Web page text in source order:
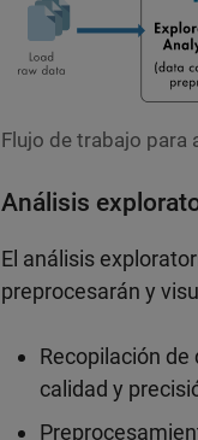
Flujo de trabajo para
Análisis
El análisis
preprocesarán y
Recopilación
calidad y